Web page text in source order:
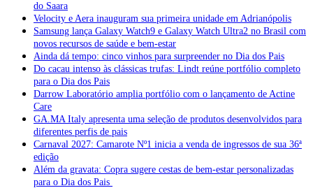
do Saara
Velocity e Aera inauguram sua primeira unidade em Adrianópolis
Samsung lança Galaxy Watch9 e Galaxy Watch Ultra2 no Brasil com
novos recursos de saúde e bem-estar
Ainda dá tempo: cinco vinhos para surpreender no Dia dos Pais
Do cacau intenso às clássicas trufas: Lindt reúne portfólio completo
para o Dia dos Pais
Darrow Laboratório amplia portfólio com o lançamento de Actine
Care
GA.MA Italy apresenta uma seleção de produtos desenvolvidos para
diferentes perfis de pais
Carnaval 2027: Camarote Nº1 inicia a venda de ingressos de sua 36ª
edição
Além da gravata: Copra sugere cestas de bem-estar personalizadas
para o Dia dos Pais